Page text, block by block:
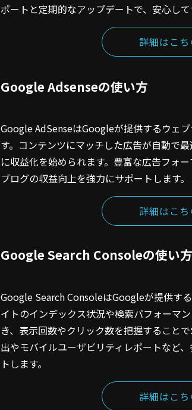
ポートと定期的なアップデートで、安心して
詳細はこち
Google Adsenseの使い方
Google AdSenseはGoogleが提供するウェ
す。コンテンツにマッチした広告が自動で
に収益化を始められます。豊富な広告フォ
ブログの収益向上を強力にサポートします。
詳細はこち
Google Search Consoleの使い方
Google Search ConsoleはGoogleが提供す
イトのインデックス状況や検索パフォーマ
き、表示回数やクリック数を把握すること
出やモバイルユーザビリティレポートなど
トします。
詳細はこち